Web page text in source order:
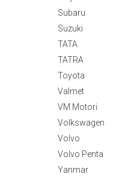
Subaru
Suzuki
TATA
TATRA
Toyota
Valmet
VM Motori
Volkswagen
Volvo
Volvo Penta
Yanmar